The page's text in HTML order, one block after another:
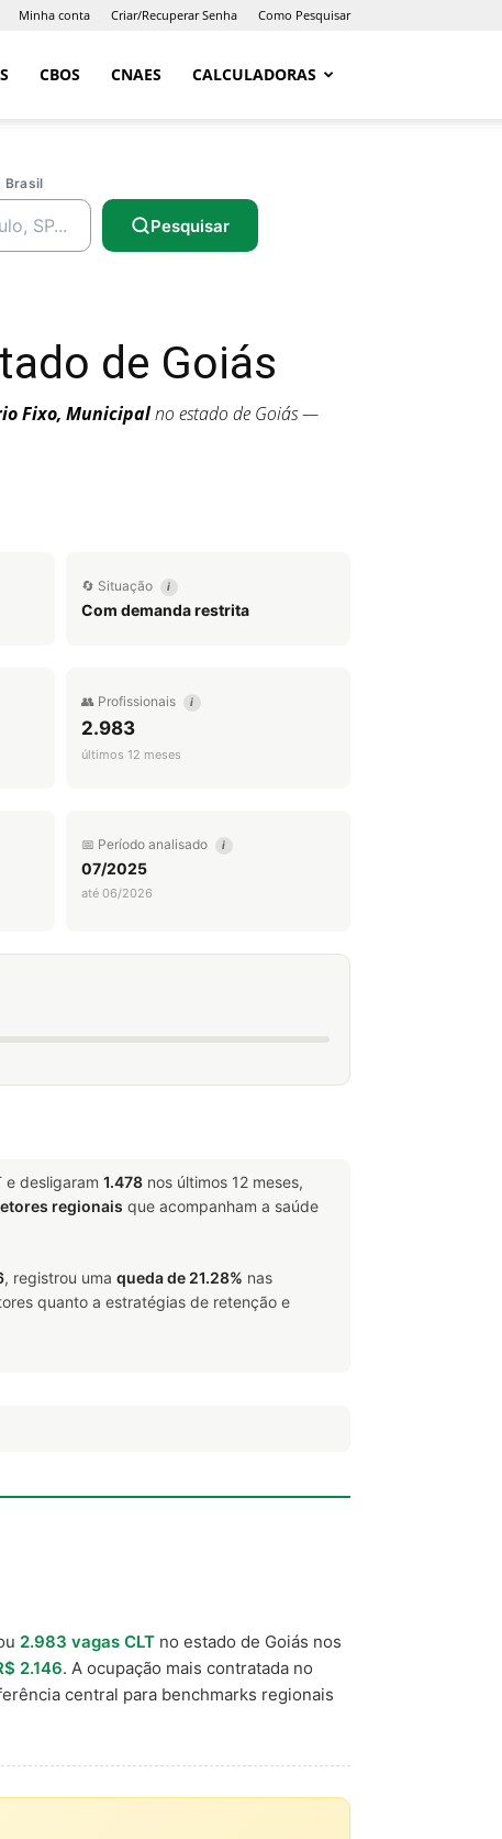
Minha conta Criar/Recuperar Senha Como Pesquisar
CBOS CNAES CALCULADORAS
Brasil
Pesquisar
de Goiás
Fixo, Municipalno estado de Goiás —
🔄 Situação i
Com demanda restrita
👥 Profissionais i
2.983
últimos 12 meses
📅 Período analisado i
07/2025
até 06/2026
e desligaram 1.478 nos últimos 12 meses,
regionais que acompanham a saúde
, registrou uma queda de 21.28% nas
quanto a estratégias de retenção e
2.983 vagas CLT no estado de Goiás nos
2.146. A ocupação mais contratada no
central para benchmarks regionais